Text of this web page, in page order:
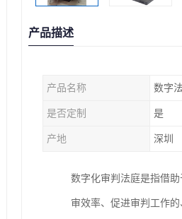
产品描述
产品名称 数字
是否定制 是
产地 深圳
数字化审判法庭是指借
审效率、促进审判工作的